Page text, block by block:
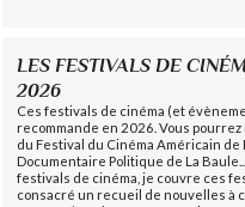
LES FESTIVALS DE
2026
Ces festivals de cinéma (et
recommande en 2026. Vous
du Festival du Cinéma Américain
Documentaire Politique de La
festivals de cinéma, je couvre ces
consacré un recueil de nouvelles à